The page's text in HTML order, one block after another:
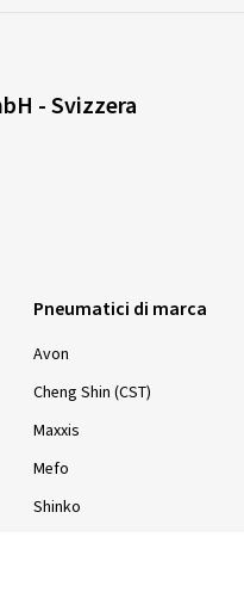
- Svizzera
Pneumatici di marca
Avon
Cheng Shin (CST)
Maxxis
Mefo
Shinko